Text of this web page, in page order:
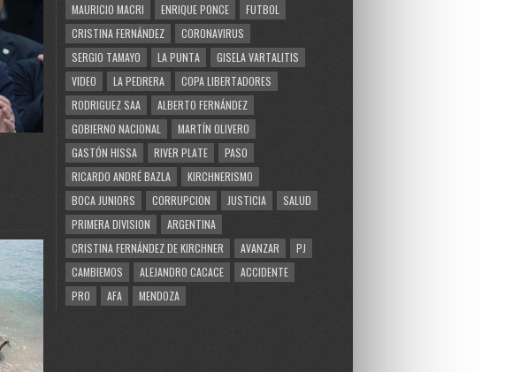
MAURICIO MACRI
ENRIQUE PONCE
FUTBOL
CRISTINA FERNÁNDEZ
CORONAVIRUS
SERGIO TAMAYO
LA PUNTA
GISELA VARTALITIS
VIDEO
LA PEDRERA
COPA LIBERTADORES
RODRIGUEZ SAA
ALBERTO FERNÁNDEZ
GOBIERNO NACIONAL
MARTÍN OLIVERO
GASTÓN HISSA
RIVER PLATE
PASO
RICARDO ANDRÉ BAZLA
KIRCHNERISMO
BOCA JUNIORS
CORRUPCION JUSTICIA
SALUD
PRIMERA DIVISION
ARGENTINA
CRISTINA FERNÁNDEZ DE KIRCHNER
AVANZAR
PJ
CAMBIEMOS
ALEJANDRO CACACE
ACCIDENTE
PRO
AFA MENDOZA